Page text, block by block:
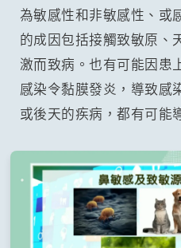
為敏感性和非敏感性、或
的成因包括接觸致敏原、
激而致病。也有可能因患
感染令黏膜發炎，導致感
或後天的疾病，都有可能